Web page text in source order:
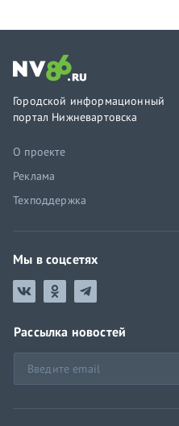
Городской информационный
портал Нижневартовска
О проекте
Реклама
Техподдержка
Мы в соцсетях
Рассылка новостей